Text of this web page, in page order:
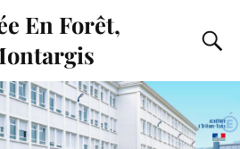
En Forêt,